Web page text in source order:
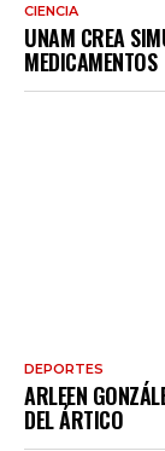
CIENCIA
UNAM CREA
MEDICAMENTOS
DEPORTES
ARLEEN
DEL ÁRTICO